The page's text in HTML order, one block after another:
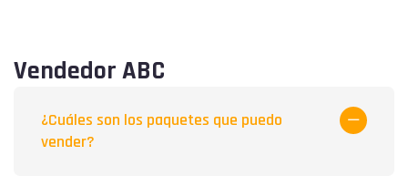
Vendedor ABC
¿Cuáles son los paquetes que puedo
vender?